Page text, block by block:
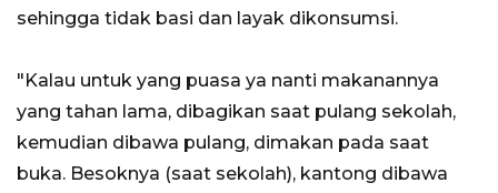
sehingga tidak basi dan layak dikonsumsi.
"Kalau untuk yang puasa ya nanti makanannya
yang tahan lama, dibagikan saat pulang sekolah,
kemudian dibawa pulang, dimakan pada saat
buka. Besoknya (saat sekolah), kantong dibawa